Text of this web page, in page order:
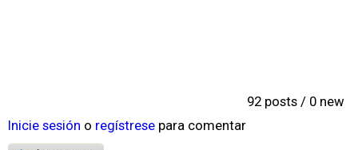
92 posts / 0 new
Inicie sesión o regístrese para comentar